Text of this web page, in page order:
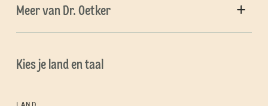
Meer van Dr. Oetker
Kies je land en taal